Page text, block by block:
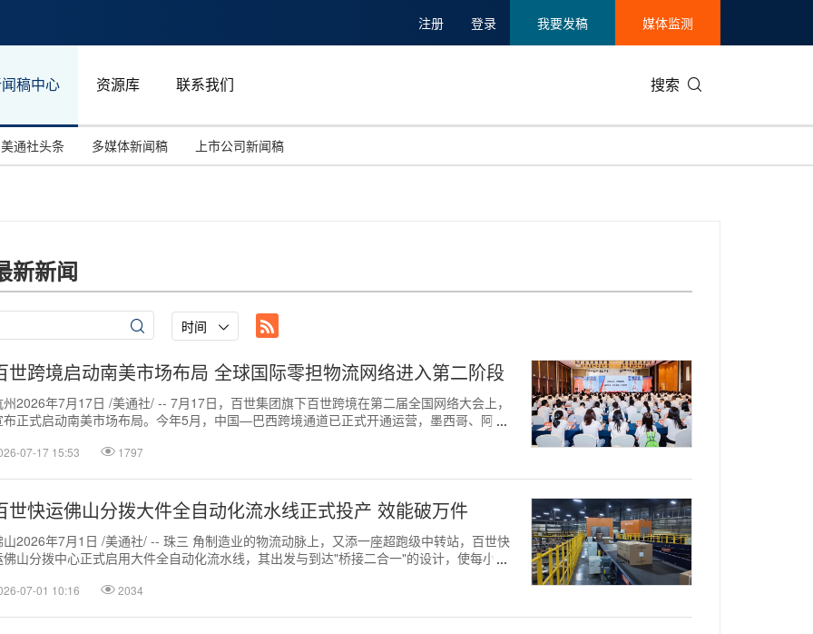
注册 登录 我要发稿 媒体监测
稿中心 资源库 联系我们 搜索
人工智能
美国临床肿瘤学会(ASCO)
汉诺威工业博览会
体育
通信业
广告营销传媒
美通社头条 多媒体新闻稿 上市公司新闻稿
新新闻
时间
世跨境启动南美市场布局 全球国际零担物流网络进入第二阶段
州2026年7月17日 /美通社/ -- 7月17日，百世集团旗下百世跨境在第二届全国网络大会上，
布正式启动南美市场布局。今年5月，中国—巴西跨境通道已正式开通运营，墨西哥、阿根
07-17 15:53 1797
世快运佛山分拨大件全自动化流水线正式投产 效能破万件
山2026年7月1日 /美通社/ -- 珠三 角制造业的物流动脉上，又添一座超跑级中转站，百世快
佛山分拨中心正式启用大件全自动化流水线，其出发与到达"桥接二合一"的设计，使每小时
07-01 10:16 2034